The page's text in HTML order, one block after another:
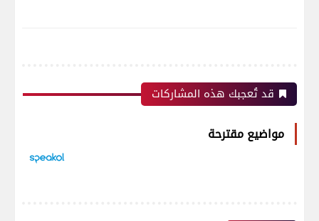
قد تُعجبك هذه المشاركات
مواضيع مقترحة